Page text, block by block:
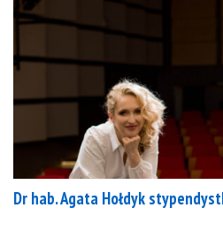
Dr hab. Agata Hołdyk